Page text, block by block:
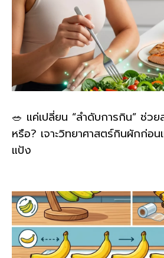
🥗 แค่เปลี่ยน “ลำดับการกิน” ช่ว
หรือ? เจาะวิทยาศาสตร์กินผักก่อ
แป้ง